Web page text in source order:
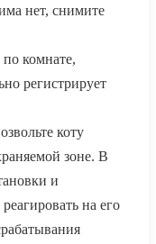
нет, снимите
комнате,
регистрирует
коту
зоне. В
и
на его